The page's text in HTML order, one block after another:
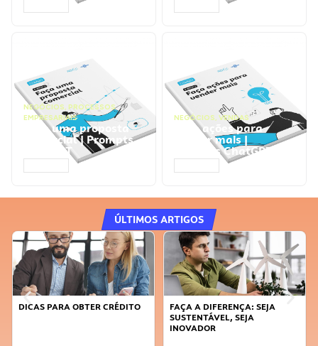
NEGÓCIOS, PROCESSOS
EMPRESARIAIS
Faça uma proposta
comercial | Prompts
ChatGPT
NEGÓCIOS, VENDAS
Faça ações para
vender mais |
Prompts ChatGPT
ÚLTIMOS ARTIGOS
DICAS PARA OBTER CRÉDITO
FAÇA A DIFERENÇA: SEJA
SUSTENTÁVEL, SEJA
INOVADOR